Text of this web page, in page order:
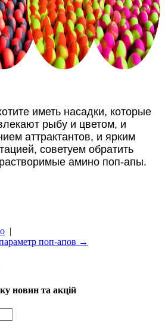
иметь насадки, которые
рыбу и цветом, и
аттрактантов, и ярким
советуем обратить
амино поп-апы.
|
поп-апов →
новин та акцій